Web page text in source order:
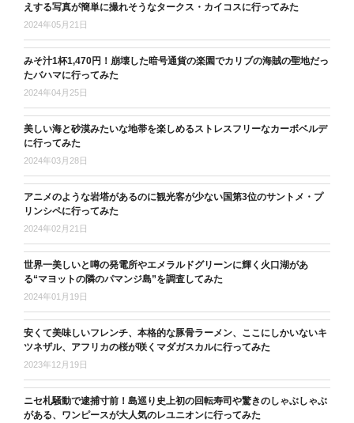
えする写真が簡単に撮れそうなタークス・カイコスに行ってみた
2024年05月21日
みそ汁1杯1,470円！崩壊した暗号通貨の楽園でカリブの海賊の聖地だっ
たバハマに行ってみた
2024年04月25日
美しい海と砂漠みたいな地帯を楽しめるストレスフリーなカーボベルデ
に行ってみた
2024年03月28日
アニメのような岩塔があるのに観光客が少ない国第3位のサントメ・プ
リンシペに行ってみた
2024年02月21日
世界一美しいと噂の発電所やエメラルドグリーンに輝く火口湖があ
る“マヨットの隣のパマンジ島”を調査してみた
2024年01月19日
安くて美味しいフレンチ、本格的な豚骨ラーメン、ここにしかいないキ
ツネザル、アフリカの桜が咲くマダガスカルに行ってみた
2023年12月19日
ニセ札騒動で逮捕寸前！島巡り史上初の回転寿司や驚きのしゃぶしゃぶ
がある、ワンピースが大人気のレユニオンに行ってみた